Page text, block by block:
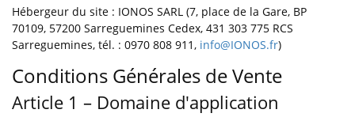
Hébergeur du site : IONOS SARL (7, place de la Gare, BP
70109, 57200 Sarreguemines Cedex, 431 303 775 RCS
Sarreguemines, tél. : 0970 808 911, info@IONOS.fr)
Conditions Générales de Vente
Article 1 – Domaine d'application